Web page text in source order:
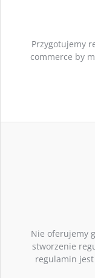
Przygotujemy
commerce by
Nie oferujemy
stworzenie
regulamin